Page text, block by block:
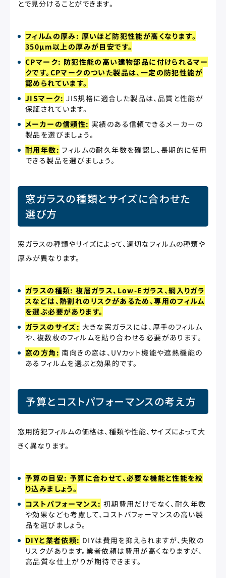
とで見分けることができます。
フィルムの厚み: 厚いほど防犯性能が高くなります。
350μm以上の厚みが目安です。
CPマーク: 防犯性能の高い建物部品に付けられるマー
クです。CPマークのついた製品は、一定の防犯性能が
認められています。
JISマーク: JIS規格に適合した製品は、品質と性能が
保証されています。
メーカーの信頼性: 実績のある信頼できるメーカーの
製品を選びましょう。
耐用年数: フィルムの耐久年数を確認し、長期的に使用
できる製品を選びましょう。
窓ガラスの種類とサイズに合わせた
選び方
窓ガラスの種類やサイズによって、適切なフィルムの種類や
厚みが異なります。
ガラスの種類: 複層ガラス、Low-Eガラス、網入りガラ
スなどは、熱割れのリスクがあるため、専用のフィルム
を選ぶ必要があります。
ガラスのサイズ: 大きな窓ガラスには、厚手のフィルム
や、複数枚のフィルムを貼り合わせる必要があります。
窓の方角: 南向きの窓は、UVカット機能や遮熱機能の
あるフィルムを選ぶと効果的です。
予算とコストパフォーマンスの考え方
窓用防犯フィルムの価格は、種類や性能、サイズによって大
きく異なります。
予算の目安: 予算に合わせて、必要な機能と性能を絞
り込みましょう。
コストパフォーマンス: 初期費用だけでなく、耐久年数
や効果なども考慮して、コストパフォーマンスの高い製
品を選びましょう。
DIYと業者依頼: DIYは費用を抑えられますが、失敗の
リスクがあります。業者依頼は費用が高くなりますが、
高品質な仕上がりが期待できます。